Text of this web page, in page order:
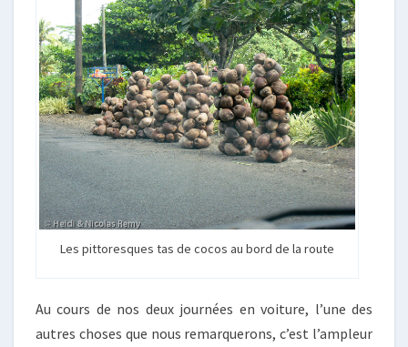
Les pittoresques tas de cocos au bord de la route
Au cours de nos deux journées en voiture, l’une des
autres choses que nous remarquerons, c’est l’ampleur